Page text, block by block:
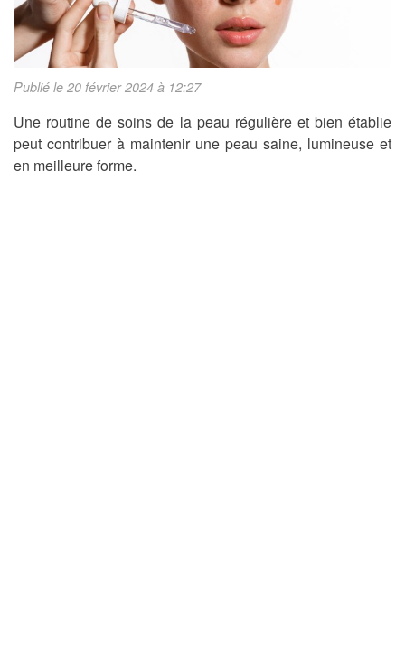
Publié le 20 février 2024 à 12:27
Une routine de soins de la peau régulière et bien établie
peut contribuer à maintenir une peau saine, lumineuse et
en meilleure forme.